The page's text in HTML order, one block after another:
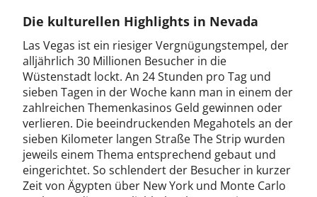
Die kulturellen Highlights in Nevada
Las Vegas ist ein riesiger Vergnügungstempel, der
alljährlich 30 Millionen Besucher in die
Wüstenstadt lockt. An 24 Stunden pro Tag und
sieben Tagen in der Woche kann man in einem der
zahlreichen Themenkasinos Geld gewinnen oder
verlieren. Die beeindruckenden Megahotels an der
sieben Kilometer langen Straße The Strip wurden
jeweils einem Thema entsprechend gebaut und
eingerichtet. So schlendert der Besucher in kurzer
Zeit von Ägypten über New York und Monte Carlo